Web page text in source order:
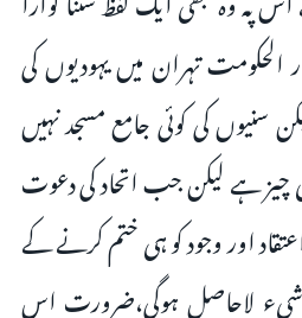
تہران میں یہودیوں کی
سنیوں کی کوئی جامع مسجد نہیں
چیز ہے لیکن جب اتحاد کی دعوت
اور وجود کو ہی ختم کرنے کے
لاحاصل ہوگی،ضرورت اس